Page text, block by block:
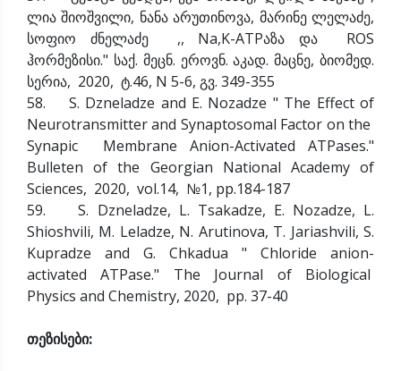
ლია შიოშვილი, ნანა არუთინოვა, მარინე ლელაძე,
სოფიო ძნელაძე ,, Na,K-ATPაზა და ROS
ჰორმეზისი." საქ. მეცნ. ეროვნ. აკად. მაცნე, ბიომედ.
სერია, 2020, ტ.46, N 5-6, გვ. 349-355
58. S. Dzneladze and E. Nozadze " The Effect of
Neurotransmitter and Synaptosomal Factor on the
Synapic Membrane Anion-Activated ATPases."
Bulleten of the Georgian National Academy of
Sciences, 2020, vol.14, №1, pp.184-187
59. S. Dzneladze, L. Tsakadze, E. Nozadze, L.
Shioshvili, M. Leladze, N. Arutinova, T. Jariashvili, S.
Kupradze and G. Chkadua " Chloride anion-
activated ATPase." The Journal of Biological
Physics and Chemistry, 2020, pp. 37-40
თეზისები: